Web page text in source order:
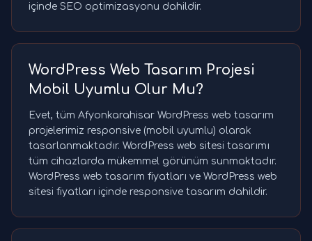
içinde SEO optimizasyonu dahildir.
WordPress Web Tasarım Projesi
Mobil Uyumlu Olur Mu?
Evet, tüm Afyonkarahisar WordPress web tasarım
projelerimiz responsive (mobil uyumlu) olarak
tasarlanmaktadır. WordPress web sitesi tasarımı
tüm cihazlarda mükemmel görünüm sunmaktadır.
WordPress web tasarım fiyatları ve WordPress web
sitesi fiyatları içinde responsive tasarım dahildir.